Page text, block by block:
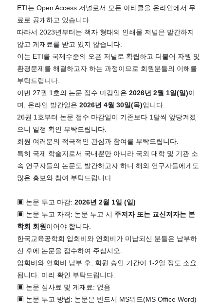
ETI는 Open Access 저널로서 모든 아티클을 온라인에서 무
료로 공개하고 있습니다
따라서 2023년부터는 책자 형태의 인쇄물 저널은 발간하지
않고 게재료를 받고 있지 않습니다
이는 ETI를 국제수준의 오픈 저널로 확립하고 더불어 자원 및
환경문제를 해결하고자 하는 과정이므로 회원분들의 이해를
부탁드립니다
이번 27권 1 호의 논문 접수 마감일은 2026년 2월 1일(일)이
며
온라인 발간일은 2026년 4월 30일(목)입니다
26권 1 호부터 논문 접수 마감일이 기존보다 1 달씩 앞당겨졌
으니 일정 확인 부탁드립니다
회원 여러분의 적극적인 관심과 참여를 부탁드립니다
특히 국제 학술지로서 국내뿐만 아니라 국외 대학 및 기관 소
속 연구자들의 논문도 발간하고자 하니 해외 연구자들에게도
많은 홍보와 참여 부탁드립니다
▣ 논문 투고 마감: 2026년 2월 1일 (일)
▣ 논문 투고 자격: 논문 투고 시 주저자 또는 교신저자는 본
학회 회원 이어야 합니다
한국교육공학회 입회비와 연회비가 미납되신 분들은 납부하
신 후에 논문을 접수하여 주십시오
입회비와 연회비 납부 후
회원 승인 기간이 1-2일 정도 소요
됩니다 미리 확인 부탁드립니다
▣ 논문 심사료 및 게재료: 없음
▣ 논문 투고 방법: 논문은 반드시 MS워드(MS Office Word)